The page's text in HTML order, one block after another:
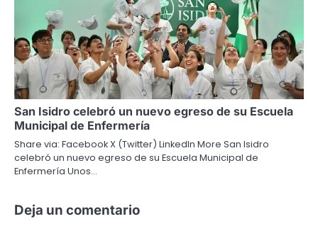
San Isidro celebró un nuevo egreso de su Escuela
Municipal de Enfermería
Share via: Facebook X (Twitter) LinkedIn More San Isidro
celebró un nuevo egreso de su Escuela Municipal de
Enfermería Unos…
Deja un comentario